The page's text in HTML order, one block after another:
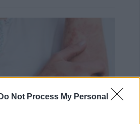
Do Not Process My Personal